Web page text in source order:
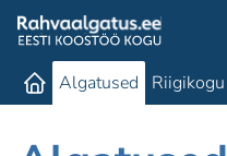
Algatused Riigikogu